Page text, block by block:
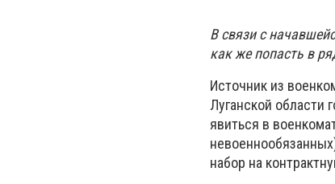
В связи с
как же попасть в
Источник из
Луганской области
явиться в
набор на